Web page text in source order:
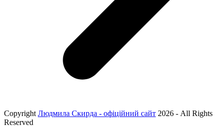
Copyright Людмила Скирда - офіційний сайт 2026 - All Rights
Reserved